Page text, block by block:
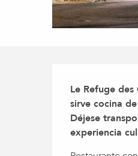
Le Refuge
sirve cocina
Déjese
experiencia